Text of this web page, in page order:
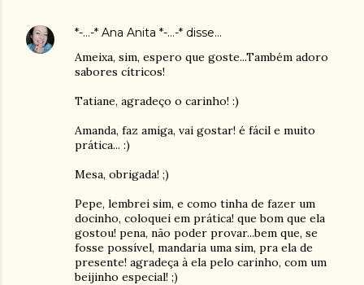
*-...-* Ana Anita *-...-* disse…
Ameixa, sim, espero que goste...Também adoro
sabores cítricos!
Tatiane, agradeço o carinho! :)
Amanda, faz amiga, vai gostar! é fácil e muito
prática... :)
Mesa, obrigada! ;)
Pepe, lembrei sim, e como tinha de fazer um
docinho, coloquei em prática! que bom que ela
gostou! pena, não poder provar...bem que, se
fosse possível, mandaria uma sim, pra ela de
presente! agradeça à ela pelo carinho, com um
beijinho especial! ;)